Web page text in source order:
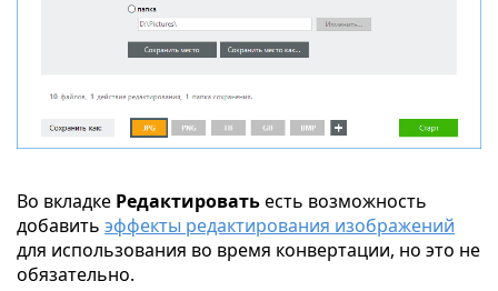
Во вкладке Редактироватьесть возможность
добавить эффекты редактирования изображений
для использования во время конвертации, но это не
обязательно.